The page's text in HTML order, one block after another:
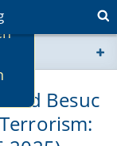
Besuc